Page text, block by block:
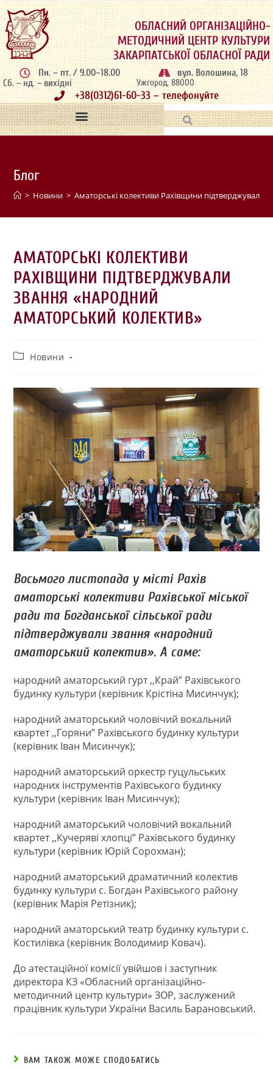
ОБЛАСНИЙ ОРГАНІЗАЦІЙНО-
МЕТОДИЧНИЙ ЦЕНТР КУЛЬТУРИ
ЗАКАРПАТСЬКОЇ ОБЛАСНОЇ РАДИ
Пн. – пт. / 9.00–18.00
Сб. – нд. – вихідні
вул. Волошина, 18
Ужгород, 88000
+38(0312)61-60-33 – телефонуйте
Блог
> Новини > Аматорські колективи Рахівщини підтверджували
АМАТОРСЬКІ КОЛЕКТИВИ
РАХІВЩИНИ ПІДТВЕРДЖУВАЛИ
ЗВАННЯ «НАРОДНИЙ
АМАТОРСЬКИЙ КОЛЕКТИВ»
Новини
Восьмого листопада у місті Рахів
аматорські колективи Рахівської міської
ради та Богданської сільської ради
підтверджували звання «народний
аматорський колектив». А саме:
народний аматорський гурт ,,Край” Рахівського
будинку культури (керівник Крістіна Мисинчук);
народний аматорський чоловічий вокальний
квартет ,,Горяни” Рахівського будинку культури
(керівник Іван Мисинчук);
народний аматорський оркестр гуцульських
народних інструментів Рахівського будинку
культури (керівник Іван Мисинчук);
народний аматорський чоловічий вокальний
квартет ,,Кучеряві хлопці” Рахівського будинку
культури (керівник Юрій Сорохман);
народний аматорський драматичний колектив
будинку культури с. Богдан Рахівського району
(керівник Марія Ретізник);
народний аматорський театр будинку культури с.
Костилівка (керівник Володимир Ковач).
До атестаційної комісії увійшов і заступник
директора КЗ «Обласний організаційно-
методичний центр культури» ЗОР, заслужений
працівник культури України Василь Барановський.
ВАМ ТАКОЖ МОЖЕ СПОДОБАТИСЬ